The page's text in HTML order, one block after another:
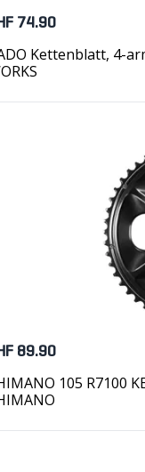
74.90
Kettenblatt, 4-
89.90
105 R7100